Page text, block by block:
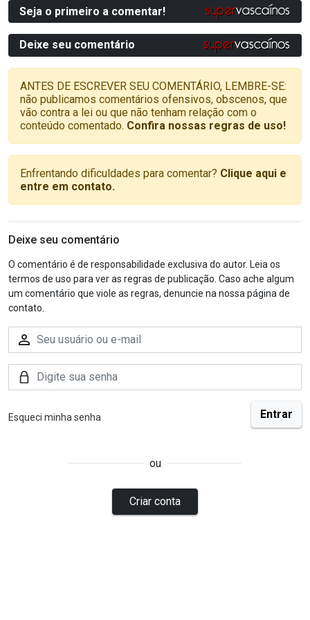
Seja o primeiro a comentar!
Deixe seu comentário
ANTES DE ESCREVER SEU COMENTÁRIO, LEMBRE-SE:
não publicamos comentários ofensivos, obscenos, que
vão contra a lei ou que não tenham relação com o
conteúdo comentado. Confira nossas regras de uso!
Enfrentando dificuldades para comentar? Clique aqui e
entre em contato.
Deixe seu comentário
O comentário é de responsabilidade exclusiva do autor. Leia os
termos de uso para ver as regras de publicação. Caso ache algum
um comentário que viole as regras, denuncie na nossa página de
contato.
Esqueci minha senha
ou
Criar conta